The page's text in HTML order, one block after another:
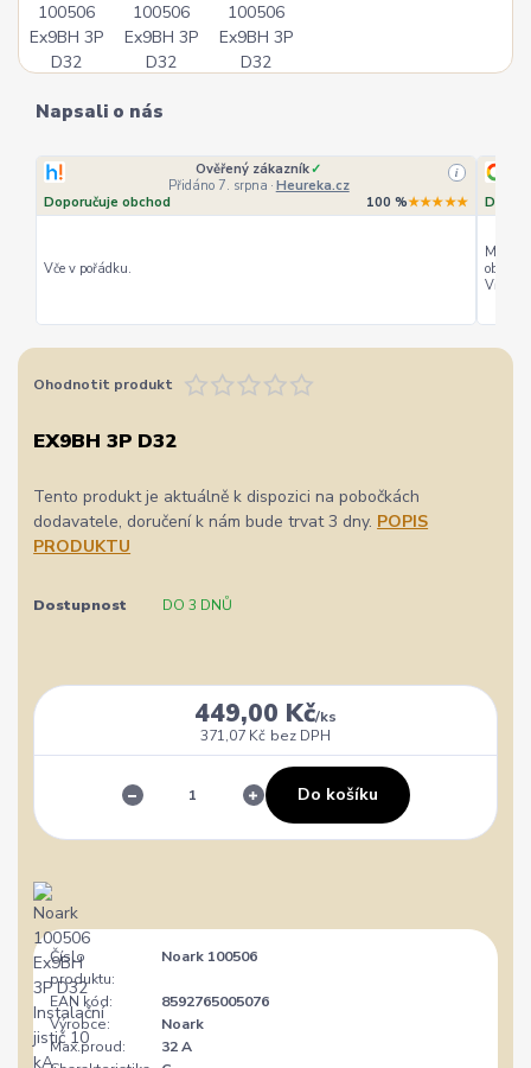
Napsali o nás
Ověřený zákazník✓
Přidáno 7. srpna · Heureka.cz
i
Doporučuje obchod 100 %★★★★★
Vče v pořádku.
Můžu
Vřele
Ohodnotit produkt
EX9BH 3P D32
Tento produkt je aktuálně k dispozici na pobočkách
dodavatele, doručení k nám bude trvat 3 dny. POPIS
PRODUKTU
Dostupnost DO 3 DNŮ
449,00 Kč/ks
371,07 Kč bez DPH
Do košíku
Číslo
produktu:
Noark 100506
EAN kód:
8592765005076
Výrobce:
Noark
Max.proud:
32 A